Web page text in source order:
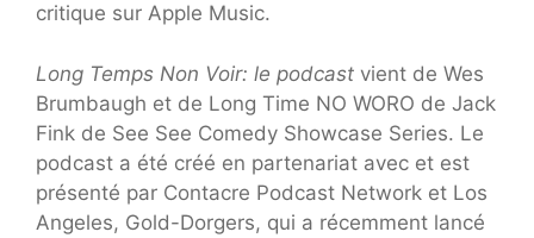
critique sur Apple Music.
Long Temps Non Voir: le podcast vient de Wes
Brumbaugh et de Long Time NO WORO de Jack
Fink de See See Comedy Showcase Series. Le
podcast a été créé en partenariat avec et est
présenté par Contacre Podcast Network et Los
Angeles, Gold-Dorgers, qui a récemment lancé